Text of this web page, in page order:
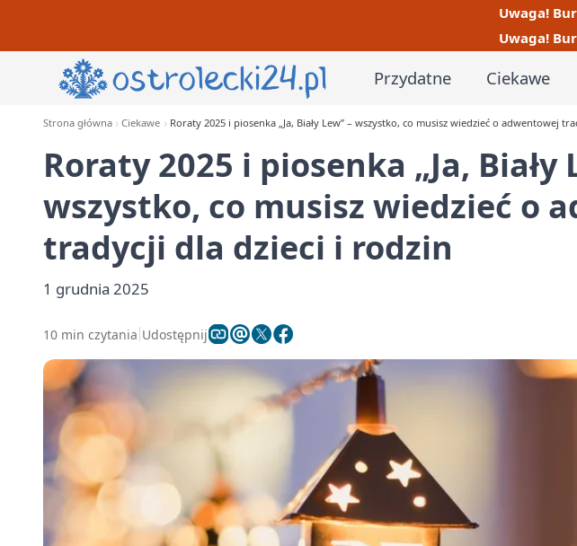
Uwaga!
Uwaga!
Przydatne Ciekawe
Strona główna Ciekawe Roraty 2025 i piosenka „Ja, Biały Lew” – wszystko, co musisz wiedzieć o adwentowej
Roraty 2025 i piosenka „Ja, Biały
wszystko, co musisz wiedzieć o
tradycji dla dzieci i rodzin
1 grudnia 2025
10 min czytania Udostępnij